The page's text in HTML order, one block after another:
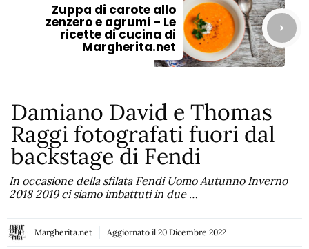
Zuppa di carote allo
zenzero e agrumi – Le
ricette di cucina di
Margherita.net
Damiano David e Thomas
Raggi fotografati fuori dal
backstage di Fendi
In occasione della sfilata Fendi Uomo Autunno Inverno
2018 2019 ci siamo imbattuti in due …
Margherita.net Aggiornato il 20 Dicembre 2022